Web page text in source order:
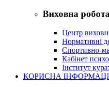
Виховна робота
Центр
Нормативні
Спортивно-
Кабінет
Інститут
КОРИСНА